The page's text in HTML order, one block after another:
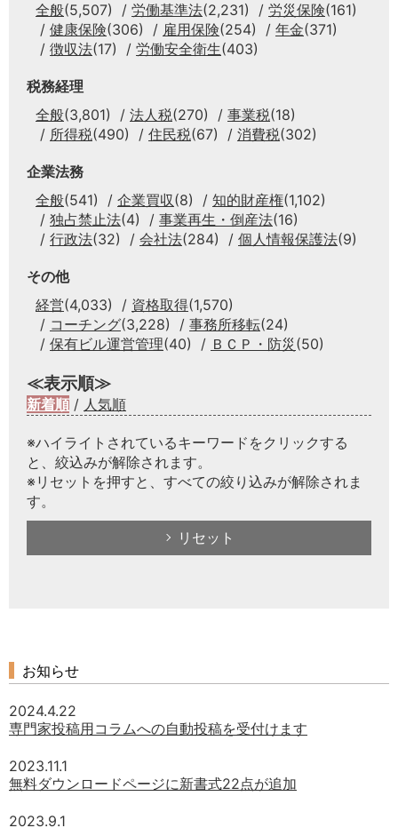
全般(5,507) 労働基準法(2,231) 労災保険(161)
健康保険(306) 雇用保険(254) 年金(371)
徴収法(17) 労働安全衛生(403)
税務経理
全般(3,801) 法人税(270) 事業税(18)
所得税(490) 住民税(67) 消費税(302)
企業法務
全般(541) 企業買収(8) 知的財産権(1,102)
独占禁止法(4) 事業再生・倒産法(16)
行政法(32) 会社法(284) 個人情報保護法(9)
その他
経営(4,033) 資格取得(1,570)
コーチング(3,228) 事務所移転(24)
保有ビル運営管理(40) ＢＣＰ・防災 (50)
≪表示順≫
新着順 / 人気順
※ハイライトされているキーワードをクリックする
と、絞込みが解除されます。
※リセットを押すと、すべての絞り込みが解除されま
す。
リセット
お知らせ
2024.4.22
専門家投稿用コラムへの自動投稿を受付けます
2023.11.1
無料ダウンロードページに新書式22点が追加
2023.9.1